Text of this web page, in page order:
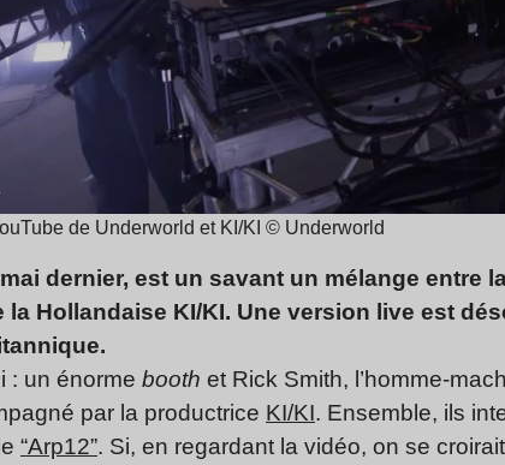
de Underworld et KI/KI © Underworld
dernier, est un savant un mélange entre
la Hollandaise KI/KI. Une version live est
: un énorme booth et Rick Smith, l’homme-
par la productrice KI/KI. Ensemble, ils
“Arp12”. Si, en regardant la vidéo, on se